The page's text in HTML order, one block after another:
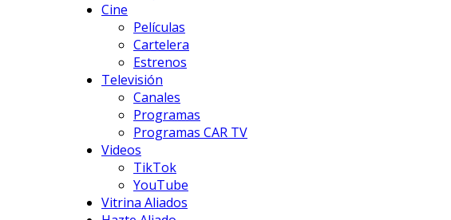
Cine
Películas
Cartelera
Estrenos
Televisión
Canales
Programas
Programas CAR TV
Videos
TikTok
YouTube
Vitrina Aliados